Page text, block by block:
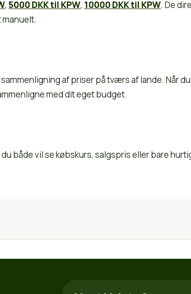
, 5000 DKK til KPW, 10000 DKK til KPW. De
af priser på tværs af lande. Når
med dit eget budget.
både vil se købskurs, salgspris eller bare